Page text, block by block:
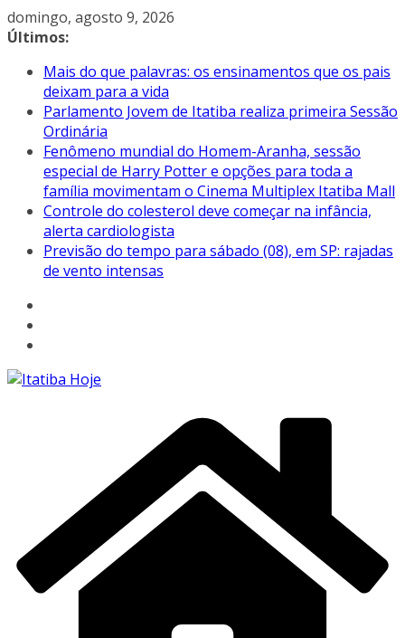
Pular
para
conteúdo
domingo, agosto 9, 2026
Últimos:
Mais do que palavras: os ensinamentos que os pais
deixam para a vida
Parlamento Jovem de Itatiba realiza primeira Sessão
Ordinária
Fenômeno mundial do Homem-Aranha, sessão
especial de Harry Potter e opções para toda a
família movimentam o Cinema Multiplex Itatiba Mall
Controle do colesterol deve começar na infância,
alerta cardiologista
Previsão do tempo para sábado (08), em SP: rajadas
de vento intensas